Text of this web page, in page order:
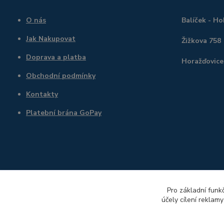
O nás
Jak Nakupovat
Doprava a platba
Obchodní podmínky
Kontakty
Platební brána GoPay
Balíček -
Žižkova 758
Pro základní
účely cílení